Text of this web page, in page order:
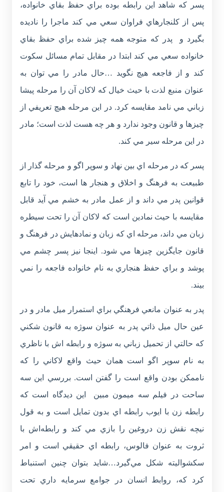
پسر که شاهد اين رابطه بوده براي حفظ بقاي خانواده،
پس از کلنجارهاي فراوان سعي مي کند ماجرا را ناديده
بگيرد و پدر که متوجه همه چيز شده براي حفظ بقاي
خانواده سعي مي کند ابتدا در مقابل تمام مسائل سکوت
کند و از فاجعه هيچ نگويد …حال مادر را مي توان به
عنوان منبع لذت با حيث خيال که لاکان آن را مرحله پيشا
زباني مي نامد مقايسه کرد. در اين مرحله هيچ تعريفي از
چيزها و قانون وجود ندارد و هر چه هست لذت است؛ مادر
در اين مرحله سير مي کند.
پسر که در مرحله اي بين نهاد و سوپر اگو و مرحله گذار از
طبيعت به فرهنگ و اخلاق و هنجار ها است، خود را تابع
قوانين پدر مي داند و از عمل مادر به خشم مي آيد قابل
مقايسه با حيث نمادين است که لاکان آن را تحت سيطره
زبان مي داند، مرحله اي که زبان و نمادهايش در فرهنگ و
قانون جايگزين چيزها مي شود. اينجا نيز پسر چشم مي
پوشد و براي حفظ هنجاري به نام خانواده فاجعه را نمي
بيند.
پدر به عنوان مانعي فرهنگي براي استمرار ميل مادر و در
عين حال ميل ذاتي پدر به عنوان سوژه به قانون شکني
که حالتي از تحميل زباني به سوژه و رابطه اش با ناظري
به نام سوپر اگو است همان حيث واقع لاکاني را که
ناممکن بودن واقع است را گفتن است. بررسي اين سه
ساحت در فيلم سه ميمون مبين اين ديدگاه است که
رابطه زن با ايوب رابطه اي بدون تمايل است و به قول
نيچه نقش زن دروغين را بازي مي کند و رابطه‌اش با
ثروت به عنوان فالوس، رابطه اي حقيقي است و امر
سکشواليته شکل مي‌گيرد…شايد بتوان چنين استنباط
کرد که، روابط انسان در جوامع سرمايه داري تحت